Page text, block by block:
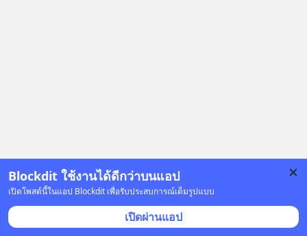
Blockdit ใช้งานได้ดีกว่าบนแอป
เปิดโพสต์นี้ในแอป Blockdit เพื่อรับประสบการณ์เต็มรูปแบบ
เปิดผ่านแอป